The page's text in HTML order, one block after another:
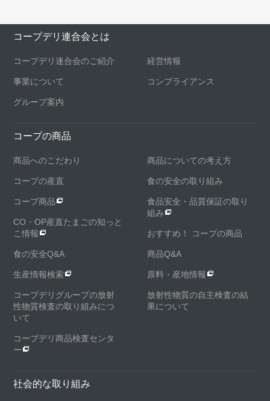
コープデリ連合会とは
コープデリ連合会のご紹介 経営情報
事業について コンプライアンス
グループ案内
コープの商品
商品へのこだわり 商品についての考え方
コープの産直 食の安全の取り組み
コープ商品
食品安全・品質保証の取り
組み
CO・OP産直たまごの知っと
こ情報
おすすめ！ コープの商品
食の安全Q&A 商品Q&A
生産情報検索 原料・産地情報
コープデリグループの放射
性物質検査の取り組みにつ
いて
放射性物質の自主検査の結
果について
コープデリ商品検査センタ
ー
社会的な取り組み